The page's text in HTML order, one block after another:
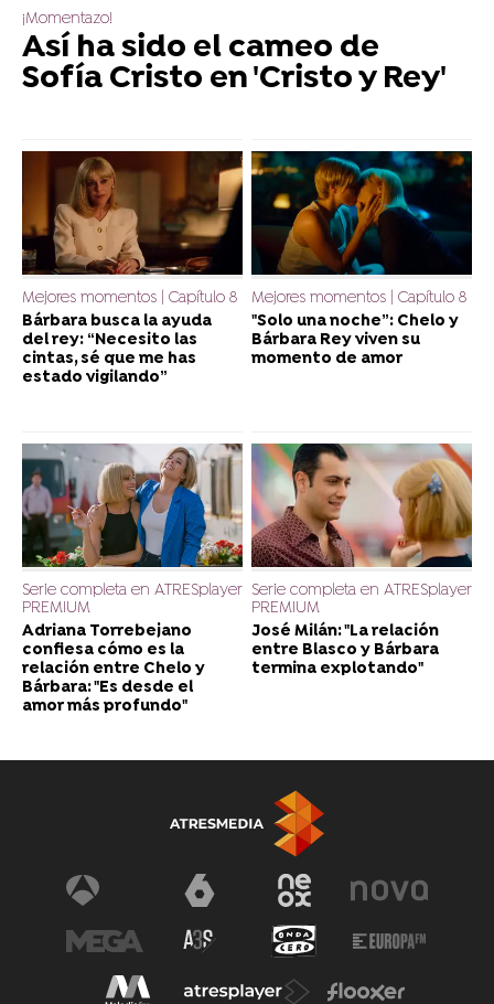
¡Momentazo!
Así ha sido el cameo de
Sofía Cristo en 'Cristo y Rey'
Mejores momentos | Capítulo 8
Bárbara busca la ayuda
del rey: “Necesito las
cintas, sé que me has
estado vigilando”
Mejores momentos | Capítulo 8
"Solo una noche”: Chelo y
Bárbara Rey viven su
momento de amor
Serie completa en ATRESplayer
PREMIUM
Adriana Torrebejano
confiesa cómo es la
relación entre Chelo y
Bárbara: "Es desde el
amor más profundo"
Serie completa en ATRESplayer
PREMIUM
José Milán: "La relación
entre Blasco y Bárbara
termina explotando"